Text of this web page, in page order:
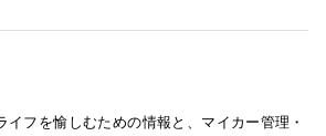
イフを愉しむための情報と、マイカー管理・